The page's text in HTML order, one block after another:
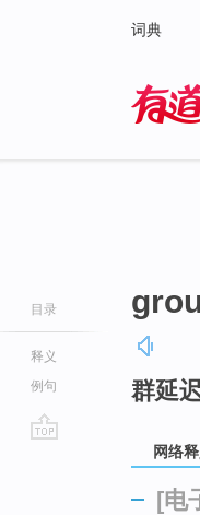
词典
目录
释义
例句
群延
网络
[电